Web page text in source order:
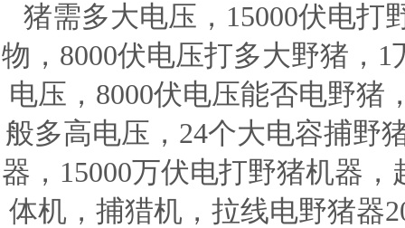
猪需多大电压，15000伏电打
物，8000伏电压打多大野猪，
电压，8000伏电压能否电野猪
般多高电压，24个大电容捕野
器，15000万伏电打野猪机器
体机，捕猎机，拉线电野猪器